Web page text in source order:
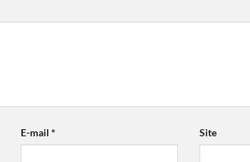
E-mail * Site